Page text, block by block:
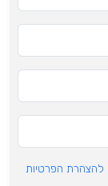
להצהרת הפרטיות